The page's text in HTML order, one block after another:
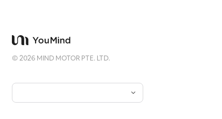
©2026 MIND MOTOR PTE. LTD.